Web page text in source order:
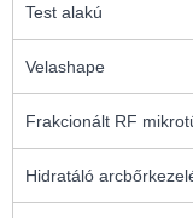
Test alakú
Velashape
Frakcionált RF
Hidratáló